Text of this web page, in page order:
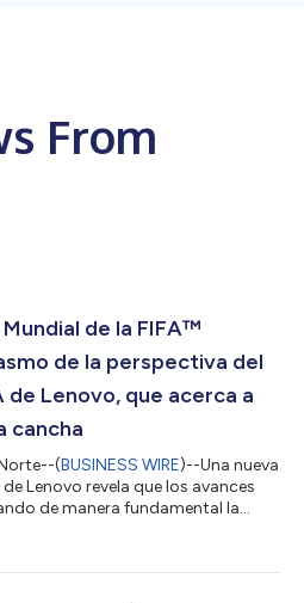
From
de la FIFA™
de la perspectiva del
de Lenovo, que acerca a
cancha
(BUSINESS WIRE)--Una nueva
Lenovo revela que los avances
de manera fundamental la
una encuesta realizada a